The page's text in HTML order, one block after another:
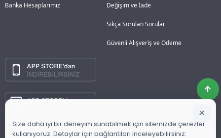
Banka Hesaplarımız Değişim ve İade
Sıkça Sorulan Sorular
Güvenli Alışveriş ve Ödeme
Size daha iyi bir deneyim sunabilmek için sitemizde çerezler
kullanıyoruz. Detaylar için bağlantıları inceleyebilirsiniz.
×